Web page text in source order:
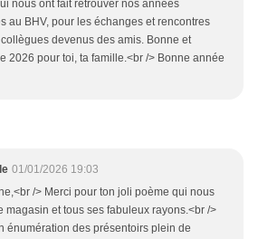
nous ont fait retrouver nos années
au BHV, pour les échanges et rencontres
devenus des amis. Bonne et
2026 pour toi, ta famille.<br /> Bonne année
01/01/2026 19:03
/> Merci pour ton joli poème qui nous
magasin et tous ses fabuleux rayons.<br />
énumération des présentoirs plein de